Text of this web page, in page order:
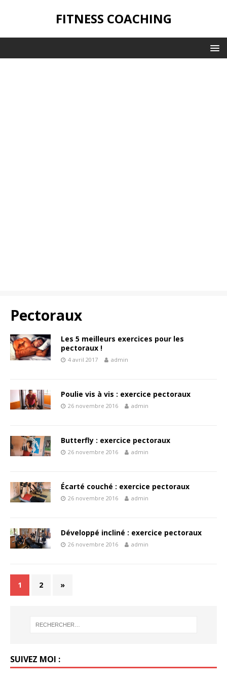
FITNESS COACHING
Pectoraux
Les 5 meilleurs exercices pour les
pectoraux !
4 avril 2017 admin
Poulie vis à vis : exercice pectoraux
26 novembre 2016 admin
Butterfly : exercice pectoraux
26 novembre 2016 admin
Écarté couché : exercice pectoraux
26 novembre 2016 admin
Développé incliné : exercice pectoraux
26 novembre 2016 admin
1 2 »
SUIVEZ MOI :